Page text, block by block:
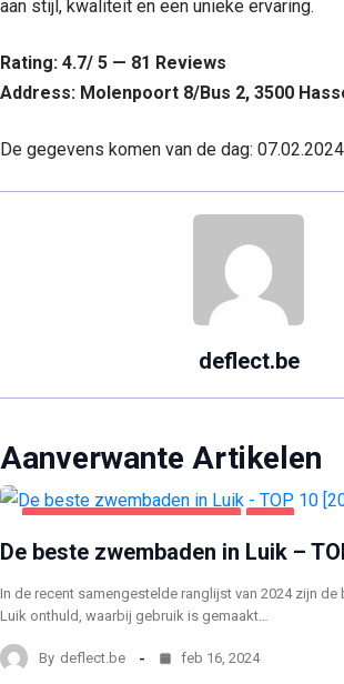
aan stijl, kwaliteit en een unieke ervaring.
Rating: 4.7/ 5 — 81 Reviews
Address: Molenpoort 8/Bus 2, 3500
De gegevens komen van de dag: 07.02.2024
deflect.be
Aanverwante Artikelen
De beste zwembaden in Luik –
In de recent samengestelde ranglijst van 2024 zijn
Luik onthuld, waarbij gebruik is gemaakt…
By deflect.be feb 16, 2024